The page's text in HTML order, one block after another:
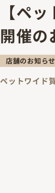
【ペ
開催の
店舗のお知らせ
ペットワイド